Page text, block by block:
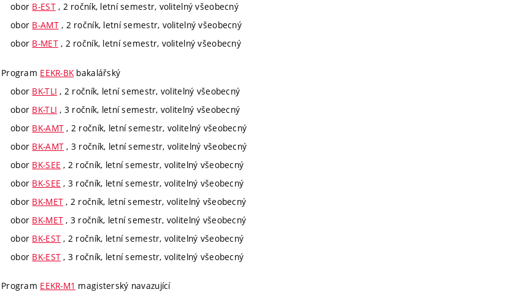
obor B-EST, 2 ročník, letní semestr, volitelný všeobecný
obor B-AMT, 2 ročník, letní semestr, volitelný všeobecný
obor B-MET, 2 ročník, letní semestr, volitelný všeobecný
Program EEKR-BK bakalářský
obor BK-TLI , 2 ročník, letní semestr, volitelný všeobecný
obor BK-TLI , 3 ročník, letní semestr, volitelný všeobecný
obor BK-AMT , 2 ročník, letní semestr, volitelný všeobecný
obor BK-AMT , 3 ročník, letní semestr, volitelný všeobecný
obor BK-SEE , 2 ročník, letní semestr, volitelný všeobecný
obor BK-SEE , 3 ročník, letní semestr, volitelný všeobecný
obor BK-MET , 2 ročník, letní semestr, volitelný všeobecný
obor BK-MET , 3 ročník, letní semestr, volitelný všeobecný
obor BK-EST , 2 ročník, letní semestr, volitelný všeobecný
obor BK-EST , 3 ročník, letní semestr, volitelný všeobecný
Program EEKR-M1 magisterský navazující